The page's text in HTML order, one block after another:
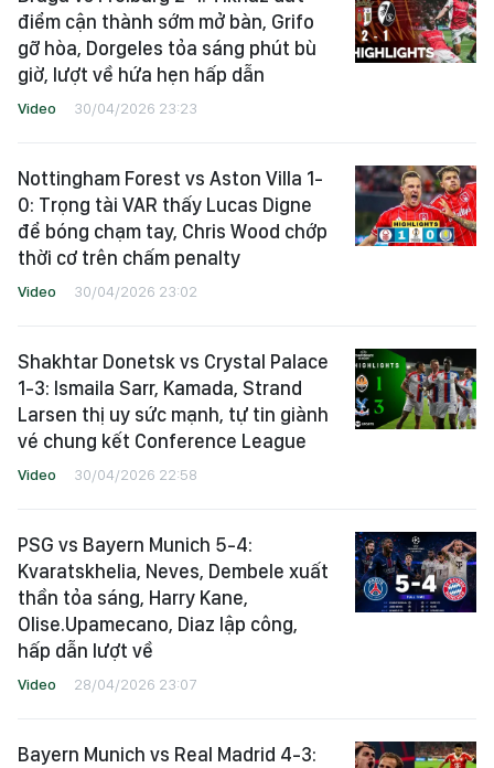
điểm cận thành sớm mở bàn, Grifo
gỡ hòa, Dorgeles tỏa sáng phút bù
giờ, lượt về hứa hẹn hấp dẫn
Video 30/04/2026 23:23
Nottingham Forest vs Aston Villa 1-
0: Trọng tài VAR thấy Lucas Digne
để bóng chạm tay, Chris Wood chớp
thời cơ trên chấm penalty
Video 30/04/2026 23:02
Shakhtar Donetsk vs Crystal Palace
1-3: Ismaila Sarr, Kamada, Strand
Larsen thị uy sức mạnh, tự tin giành
vé chung kết Conference League
Video 30/04/2026 22:58
PSG vs Bayern Munich 5-4:
Kvaratskhelia, Neves, Dembele xuất
thần tỏa sáng, Harry Kane,
Olise.Upamecano, Diaz lập công,
hấp dẫn lượt về
Video 28/04/2026 23:07
Bayern Munich vs Real Madrid 4-3: